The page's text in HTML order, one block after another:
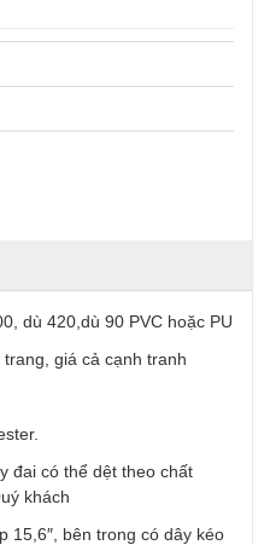
dù 420,dù 90 PVC hoặc PU
giá cả cạnh tranh
đai có thể dệt theo chất
khách
15,6″, bên trong có dây kéo